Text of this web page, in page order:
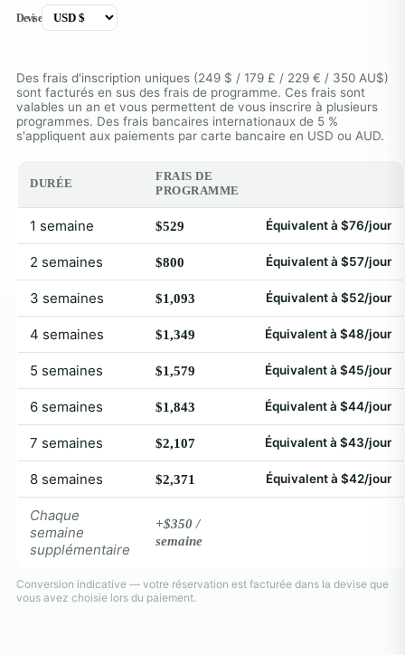
Devise
Des frais d'inscription uniques (249 $ / 179 £ / 229 € / 350 AU$)
sont facturés en sus des frais de programme. Ces frais sont
valables un an et vous permettent de vous inscrire à plusieurs
programmes. Des frais bancaires internationaux de 5 %
s'appliquent aux paiements par carte bancaire en USD ou AUD.
DURÉE
FRAIS DE
PROGRAMME
1 semaine $529 Équivalent à $76/jour
2 semaines $800 Équivalent à $57/jour
3 semaines $1,093 Équivalent à $52/jour
4 semaines $1,349 Équivalent à $48/jour
5 semaines $1,579 Équivalent à $45/jour
6 semaines $1,843 Équivalent à $44/jour
7 semaines $2,107 Équivalent à $43/jour
8 semaines $2,371 Équivalent à $42/jour
Chaque
semaine
supplémentaire
+$350 /
semaine
Conversion indicative — votre réservation est facturée dans la devise que
vous avez choisie lors du paiement.